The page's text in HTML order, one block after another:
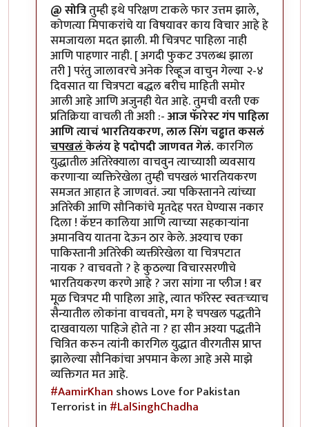
@ सोत्रितुम्ही इथे परिक्षण टाकले फार उत्तम झाले,
कोणत्या मिपाकरांचे या विषयावर काय विचार आहे हे
समजायला मदत झाली. मी चित्रपट पाहिला नाही
आणि पाहणार नाही. [ अगदी फुकट उपलब्ध झाला
तरी ] परंतु जालावरचे अनेक रिव्हूज वाचुन गेल्या २-४
दिवसात या चित्रपटा बद्धल बरीच माहिती समोर
आली आहे आणि अजुनही येत आहे. तुमची वरती एक
प्रतिक्रिया वाचली ती अशी :-आज फॅारेस्ट गंप पाहिला
आणि त्याचं भारतियकरण, लाल सिंग चढ्ढात कसलं
चपखलंकेलंय हे पदोपदी जाणवत गेलं.कारगिल
युद्धातील अतिरेक्याला वाचवुन त्याच्याशी व्यवसाय
करणार्‍या व्यक्तिरेखेला तुम्ही चपखलं भारतियकरण
समजत आहात हे जाणवतं. ज्या पकिस्तानने त्यांच्या
अतिरेकी आणि सौनिकांचे मृतदेह परत घेण्यास नकार
दिला ! कॅप्टन कालिया आणि त्याच्या सहकार्‍यांना
अमानविय यातना देऊन ठार केले. अश्याच एका
पाकिस्तानी अतिरेकी व्यक्तीरेखेला या चित्रपटात
नायक ? वाचवतो ? हे कुठल्या विचारसरणीचे
भारतियकरण करणे आहे ? जरा सांगा ना प्लीज ! बर
मूळ चित्रपट मी पाहिला आहे, त्यात फॉरेस्ट स्वतःच्याच
सैन्यातील लोकांना वाचवतो, मग हे चपखल पद्धतीने
दाखवायला पाहिजे होते ना ? हा सीन अश्या पद्धतीने
चित्रित करुन त्यांनी कारगिल युद्धात वीरगतीस प्राप्त
झालेल्या सौनिकांचा अपमान केला आहे असे माझे
व्यक्तिगत मत आहे.
#AamirKhan shows Love for Pakistan
Terrorist in #LalSinghChadha